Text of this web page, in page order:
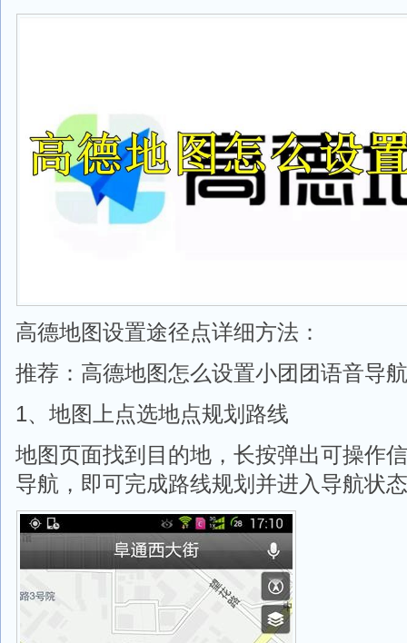
高德地图设置途径点详细方法：
推荐：高德地图怎么设置小团团语音导
1、地图上点选地点规划路线
地图页面找到目的地，长按弹出可操作
导航，即可完成路线规划并进入导航状